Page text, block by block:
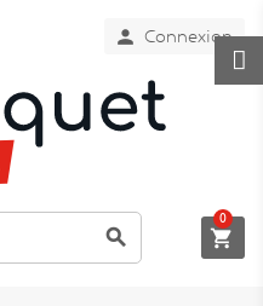
 Connexion
 
0